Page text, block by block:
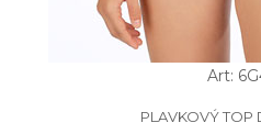
Art:
PLAVKOVÝ TOP